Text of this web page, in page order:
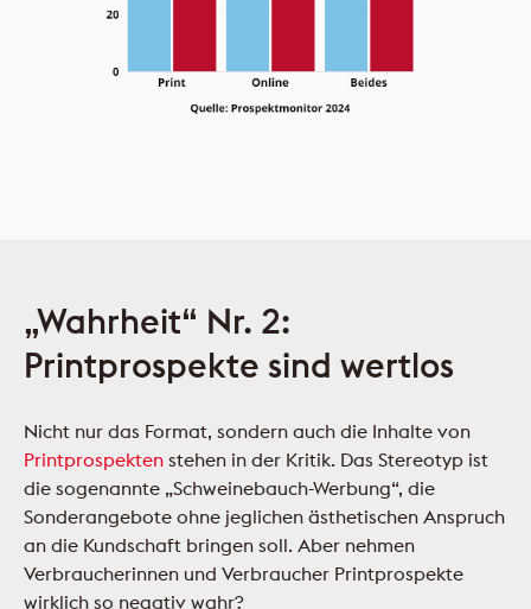
„Wahrheit“ Nr. 2:
Printprospekte sind wertlos
Nicht nur das Format, sondern auch die Inhalte von
Printprospekten stehen in der Kritik. Das Stereotyp ist
die sogenannte „Schweinebauch-Werbung“, die
Sonderangebote ohne jeglichen ästhetischen Anspruch
an die Kundschaft bringen soll. Aber nehmen
Verbraucherinnen und Verbraucher Printprospekte
wirklich so negativ wahr?